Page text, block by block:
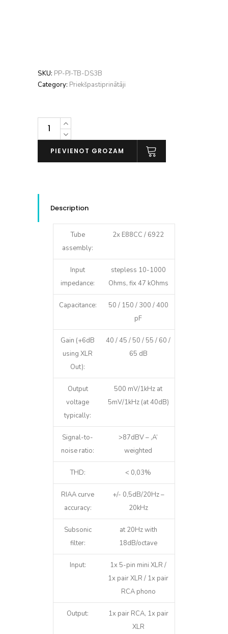
SKU: PP-PJ-TB-DS3B
Category: Priekšpastiprinātāji
Pro-
Tube
Box
PIEVIENOT GROZAM
Description
Tube
assembly:
2x E88CC / 6922
Input
impedance:
stepless 10-1000
Ohms, fix 47 kOhms
Capacitance:
50 / 150 / 300 / 400
pF
Gain (+6dB
using XLR
Out):
40 / 45 / 50 / 55 / 60 /
65 dB
Output
voltage
typically:
500 mV/1kHz at
5mV/1kHz (at 40dB)
Signal-to-
noise ratio:
>87dBV – ‚A‘
weighted
THD: < 0,03%
RIAA curve
accuracy:
+/- 0,5dB/20Hz –
20kHz
Subsonic
filter:
at 20Hz with
18dB/octave
Input:
1x 5-pin mini XLR /
1x pair XLR / 1x pair
RCA phono
Output:
1x pair RCA, 1x pair
XLR